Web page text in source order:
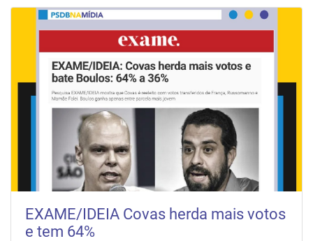
EXAME/IDEIA Covas herda mais votos
e tem 64%